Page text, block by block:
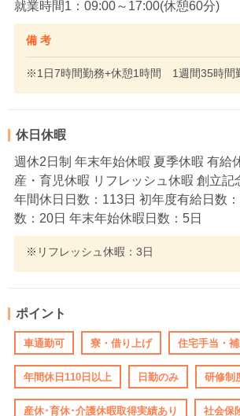
就業時間1：09:00～17:00(休憩60分)
備 考
※1日7時間勤務+休憩1時間 1週間35時間
休日休暇
週休2日制 年末年始休暇 夏季休暇 有給
産・育児休暇 リフレッシュ休暇 創立記
年間休日日数：113日 初年度有給日数
数：20日 年末年始休暇日数：5日
※リフレッシュ休暇：3日
ポイント
車通勤可 寮・借り上げ 住宅手当・
年間休日110日以上 日勤のみ 研修制
産休･育休･介護休暇取得実績あり 社会保